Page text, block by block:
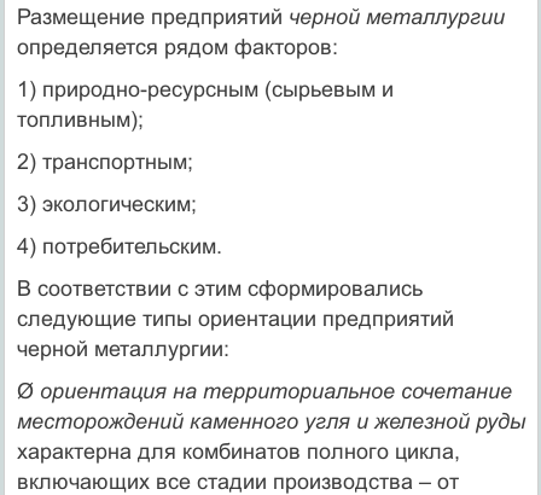
Размещение предприятий черной металлургии
определяется рядом факторов:
1) природно-ресурсным (сырьевым и
топливным);
2) транспортным;
3) экологическим;
4) потребительским.
В соответствии с этим сформировались
следующие типы ориентации предприятий
черной металлургии:
Ø ориентация на территориальное сочетание
месторождений каменного угля и железной руды
характерна для комбинатов полного цикла,
включающих все стадии производства – от